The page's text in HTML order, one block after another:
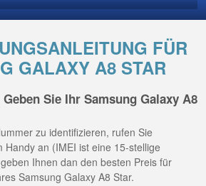
FÜR
GALAXY A8 STAR
Geben Sie Ihr Samsung Galaxy A8
zu identifizieren, rufen Sie
Handy an (IMEI ist eine 15-stellige
Ihnen dan den besten Preis für
Samsung Galaxy A8 Star.